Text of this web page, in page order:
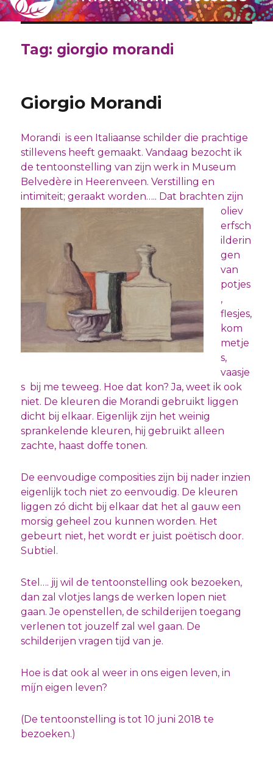
Tag: giorgio morandi
Giorgio Morandi
Morandi is een Italiaanse schilder die prachtige
stillevens heeft gemaakt. Vandaag bezocht ik
de tentoonstelling van zijn werk in Museum
Belvedère in Heerenveen. Verstilling en
intimiteit; geraakt worden….. Dat brachten zijn
oliev
erfsch
ilderin
gen
van
potjes
,
flesjes,
kom
metje
s,
vaasje
s bij me teweeg. Hoe dat kon? Ja, weet ik ook
niet. De kleuren die Morandi gebruikt liggen
dicht bij elkaar. Eigenlijk zijn het weinig
sprankelende kleuren, hij gebruikt alleen
zachte, haast doffe tonen.
De eenvoudige composities zijn bij nader inzien
eigenlijk toch niet zo eenvoudig. De kleuren
liggen zó dicht bij elkaar dat het al gauw een
morsig geheel zou kunnen worden. Het
gebeurt niet, het wordt er juist poëtisch door.
Subtiel.
Stel…. jij wil de tentoonstelling ook bezoeken,
dan zal vlotjes langs de werken lopen niet
gaan. Je openstellen, de schilderijen toegang
verlenen tot jouzelf zal wel gaan. De
schilderijen vragen tijd van je.
Hoe is dat ook al weer in ons eigen leven, in
míjn eigen leven?
(De tentoonstelling is tot 10 juni 2018 te
bezoeken.)